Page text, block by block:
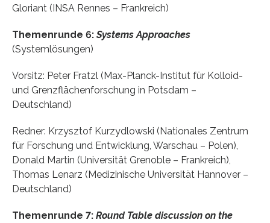
Gloriant (INSA Rennes – Frankreich)
Themenrunde 6:Systems Approaches
(Systemlösungen)
Vorsitz: Peter Fratzl (Max-Planck-Institut für Kolloid-
und Grenzflächenforschung in Potsdam –
Deutschland)
Redner: Krzysztof Kurzydlowski (Nationales Zentrum
für Forschung und Entwicklung, Warschau – Polen),
Donald Martin (Universität Grenoble – Frankreich),
Thomas Lenarz (Medizinische Universität Hannover –
Deutschland)
Themenrunde 7: Round Table discussion on the